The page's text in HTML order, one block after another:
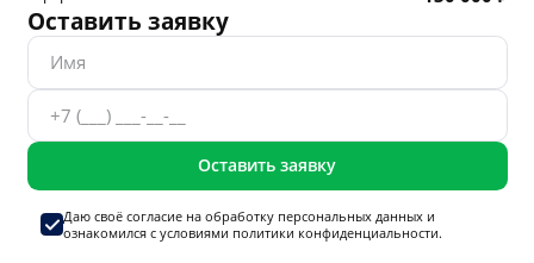
Оставить заявку
Оставить заявку
Даю своё согласие на обработку персональных данныхи
ознакомился с условиями политики конфиденциальности.